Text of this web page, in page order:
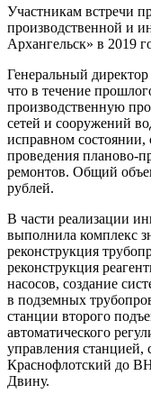
Участникам встречи
производственной и
Архангельск» в 2019
Генеральный
что в течение
производственную
сетей и сооружений
исправном состоянии,
проведения планово-
ремонтов. Общий
рублей.
В части реализации
выполнила комплекс
реконструкция
реконструкция
насосов, создание
в подземных
станции второго
автоматического
управления станцией,
Краснофлотский до
Двину.